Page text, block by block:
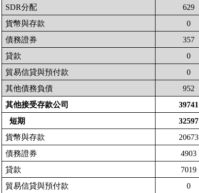
SDR分配 629
貨幣與存款
0
債務證券
357
貸款
0
貿易信貸與預付款
0
其他債務負債
952
其他接受存款公司
39741
短期
32597
貨幣與存款
20673
債務證券
4903
貸款
7019
貿易信貸與預付款
0